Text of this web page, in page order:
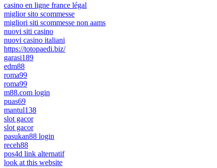
casino en ligne france légal
miglior sito scommesse
migliori siti scommesse non aams
nuovi siti casino
nuovi casino italiani
https://totopaedi.biz/
garasi189
edm88
roma99
roma99
m88.com login
puas69
mantul138
slot gacor
slot gacor
pasukan88 login
receh88
pos4d link alternatif
look at this website